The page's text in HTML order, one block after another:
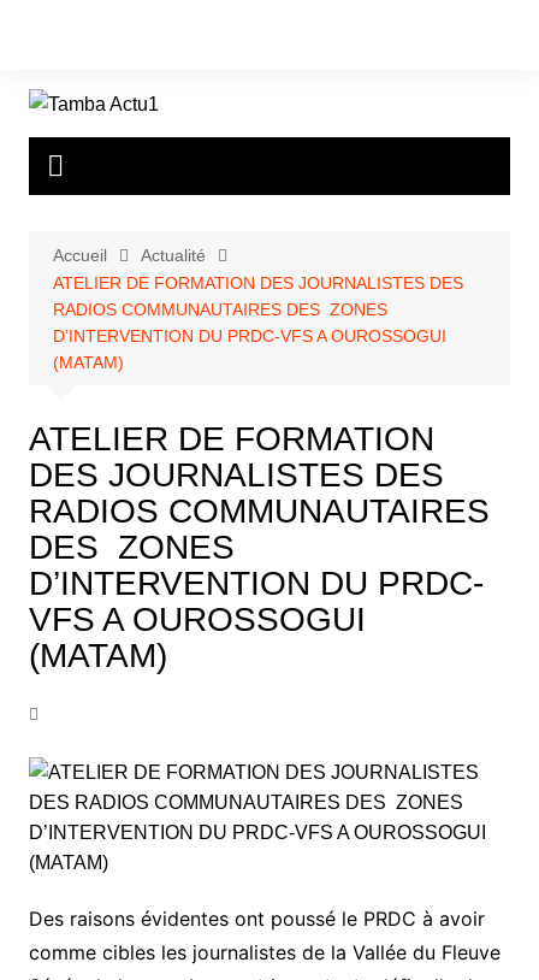
Accueil
Actualité
ATELIER DE FORMATION DES JOURNALISTES DES
RADIOS COMMUNAUTAIRES DES ZONES
D’INTERVENTION DU PRDC-VFS A OUROSSOGUI
(MATAM)
ATELIER DE FORMATION
DES JOURNALISTES DES
RADIOS COMMUNAUTAIRES
DES ZONES
D’INTERVENTION DU PRDC-
VFS A OUROSSOGUI
(MATAM)
Des raisons évidentes ont poussé le PRDC à avoir
comme cibles les journalistes de la Vallée du Fleuve